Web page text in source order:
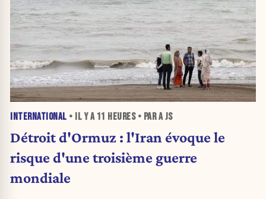
INTERNATIONAL • IL Y A 11 HEURES• PAR A JS
Détroit d'Ormuz : l'Iran évoque le
risque d'une troisième guerre
mondiale